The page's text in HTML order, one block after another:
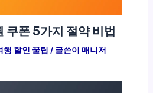
쿠폰 5가지 절약 비법
행 할인 꿀팁 / 글쓴이 매니저